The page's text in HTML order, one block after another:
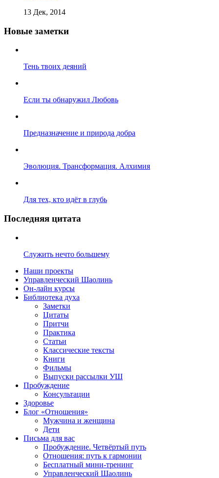
13 Дек, 2014
Новые заметки
Тень твоих деяний
Если ты обнаружил Любовь
Предназначение и природа добра
Эволюция. Трансформация. Алхимия
Для тех, кто идёт в глубь
Последняя цитата
Служить нечто большему
Наши проекты
Управленческий Шаолинь
Он-лайн курсы
Библиотека духа
Заметки
Цитаты
Притчи
Практика
Статьи
Классические тексты
Книги
Фильмы
Выпуски рассылки УШ
Пробуждение
Консультации
Здоровье
Блог «Отношения»
Мужчина и женщина
Дети
Письма для вас
Пробуждение. Четвёртый путь
Отношения: путь к гармонии
Бесплатный мини-тренинг
Управленческий Шаолинь